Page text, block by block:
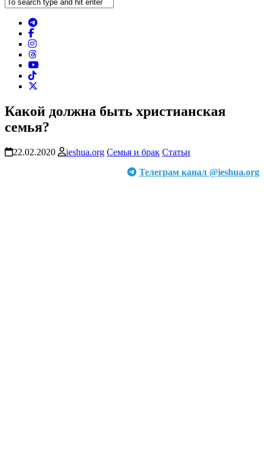
Какой должна быть христианская
семья?
22.02.2020 ieshua.org Семья и брак Статьи
Телеграм канал @ieshua.org